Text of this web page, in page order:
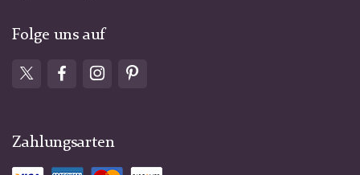
Folge uns auf
Zahlungsarten